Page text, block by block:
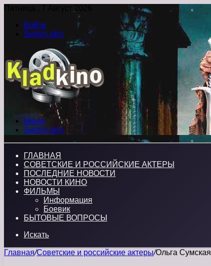
Пятница , 7 Август 2026
Войти
Switch skin
Меню
Switch skin
ГЛАВНАЯ
СОВЕТСКИЕ И РОССИЙСКИЕ АКТЕРЫ
ПОСЛЕДНИЕ НОВОСТИ
НОВОСТИ КИНО
ФИЛЬМЫ
Информация
Боевик
БЫТОВЫЕ ВОПРОСЫ
Искать
Главная/Советские и российские актеры/Ольга Сумская